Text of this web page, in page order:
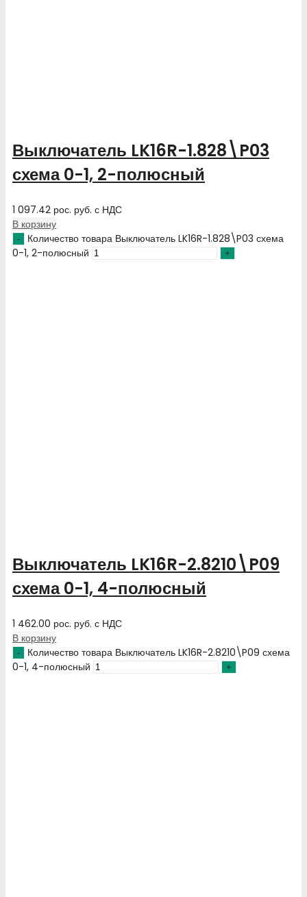
Выключатель LK16R-1.828\P03
схема 0-1, 2-полюсный
1 097.42 рос. руб. с НДС
В корзину
Количество товара Выключатель LK16R-1.828\P03 схема
0-1, 2-полюсный
Выключатель LK16R-2.8210\P09
схема 0-1, 4-полюсный
1 462.00 рос. руб. с НДС
В корзину
Количество товара Выключатель LK16R-2.8210\P09 схема
0-1, 4-полюсный